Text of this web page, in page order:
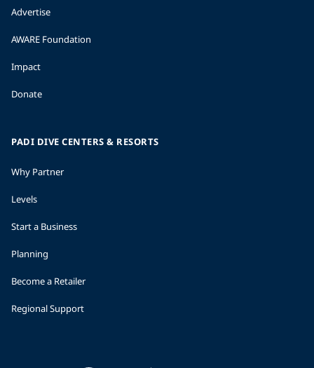
Advertise
AWARE Foundation
Impact
Donate
PADI DIVE CENTERS & RESORTS
Why Partner
Levels
Start a Business
Planning
Become a Retailer
Regional Support